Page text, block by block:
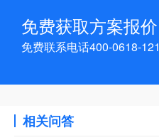
免费获取方案报价
免费联系电话400-0618-121
相关问答